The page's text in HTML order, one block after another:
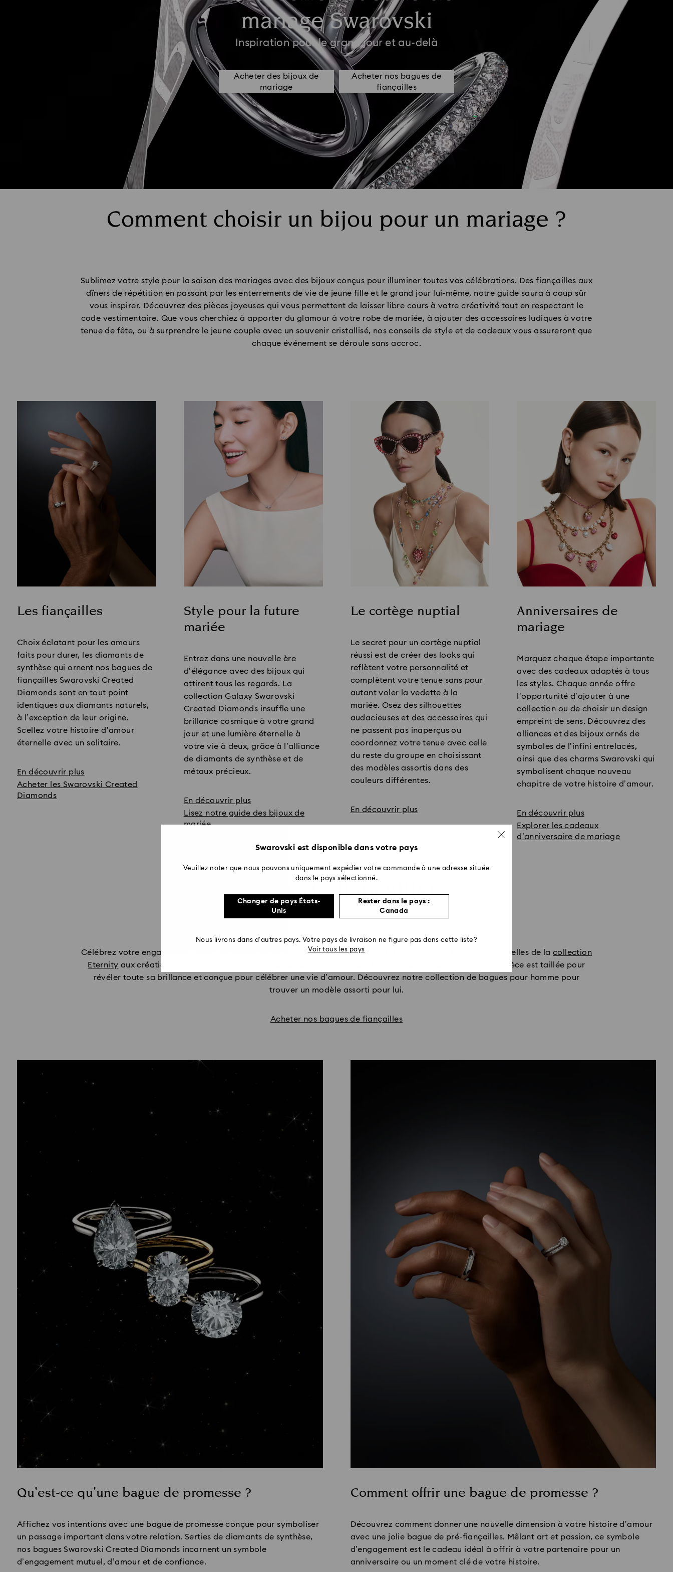
mariage Swarovski
Inspiration pour le grand jour et au-delà
Acheter des bijoux de
mariage
Acheter nos bagues de
fiançailles
Comment choisir un bijou pour un mariage ?
Sublimez votre style pour la saison des mariages avec des bijoux conçus pour illuminer toutes vos célébrations. Des fiançailles aux
dîners de répétition en passant par les enterrements de vie de jeune fille et le grand jour lui-même, notre guide saura à coup sûr
vous inspirer. Découvrez des pièces joyeuses qui vous permettent de laisser libre cours à votre créativité tout en respectant le
code vestimentaire. Que vous cherchiez à apporter du glamour à votre robe de mariée, à ajouter des accessoires ludiques à votre
tenue de fête, ou à surprendre le jeune couple avec un souvenir cristallisé, nos conseils de style et de cadeaux vous assureront que
chaque événement se déroule sans accroc.
Les fiançailles
Choix éclatant pour les amours
faits pour durer, les diamants de
synthèse qui ornent nos bagues de
fiançailles Swarovski Created
Diamonds sont en tout point
identiques aux diamants naturels,
à l’exception de leur origine.
Scellez votre histoire d’amour
éternelle avec un solitaire.
En découvrir plus
Acheter les Swarovski Created
Diamonds
Style pour la future
mariée
Entrez dans une nouvelle ère
d’élégance avec des bijoux qui
attirent tous les regards. La
collection Galaxy Swarovski
Created Diamonds insuffle une
brillance cosmique à votre grand
jour et une lumière éternelle à
votre vie à deux, grâce à l’alliance
de diamants de synthèse et de
métaux précieux.
En découvrir plus
Lisez notre guide des bijoux de
mariée
Le cortège nuptial
Le secret pour un cortège nuptial
réussi est de créer des looks qui
reflètent votre personnalité et
complètent votre tenue sans pour
autant voler la vedette à la
mariée. Osez des silhouettes
audacieuses et des accessoires qui
ne passent pas inaperçus ou
coordonnez votre tenue avec celle
du reste du groupe en choisissant
des modèles assortis dans des
couleurs différentes.
En découvrir plus
Anniversaires de
mariage
Marquez chaque étape importante
avec des cadeaux adaptés à tous
les styles. Chaque année offre
l’opportunité d’ajouter à une
collection ou de choisir un design
empreint de sens. Découvrez des
alliances et des bijoux ornés de
symboles de l’infini entrelacés,
ainsi que des charms Swarovski qui
symbolisent chaque nouveau
chapitre de votre histoire d’amour.
En découvrir plus
Explorer les cadeaux
d’anniversaire de mariage
Bijoux de fiançailles
Célébrez votre engagement avec une bague de fiançailles Swarovski Created Diamonds. Des lignes intemporelles de la collection
Eternity aux créations mettant en lumière nos
signature, chaque pièce est taillée pour
révéler toute sa brillance et conçue pour célébrer une vie d’amour. Découvrez notre collection de bagues pour homme pour
trouver un modèle assorti pour lui.
Acheter nos bagues de fiançailles
Qu’est-ce qu’une bague de promesse ?
Affichez vos intentions avec une bague de promesse conçue pour symboliser
un passage important dans votre relation. Serties de diamants de synthèse,
nos bagues Swarovski Created Diamonds incarnent un symbole
d’engagement mutuel, d’amour et de confiance.
Comment offrir une bague de promesse ?
Découvrez comment donner une nouvelle dimension à votre histoire d’amour
avec une jolie bague de pré-fiançailles. Mêlant art et passion, ce symbole
d’engagement est le cadeau idéal à offrir à votre partenaire pour un
anniversaire ou un moment clé de votre histoire.
Swarovski est disponible dans votre pays
Veuillez noter que nous pouvons uniquement expédier votre commande à une adresse située
dans le pays sélectionné.
Changer de pays États-
Unis
Rester dans le pays :
Canada
Nous livrons dans d’autres pays. Votre pays de livraison ne figure pas dans cette liste?
Voir tous les pays